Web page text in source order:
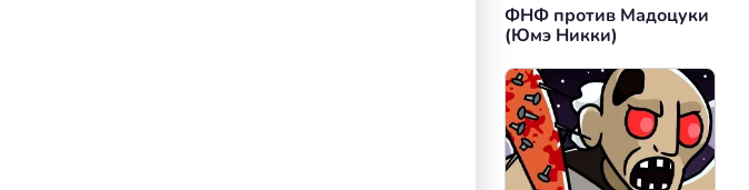
ФНФ против Мадоцуки
(Юмэ Никки)